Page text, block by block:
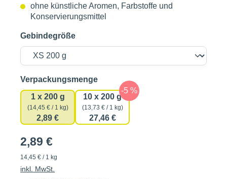
ohne künstliche Aromen, Farbstoffe und
Konservierungsmittel
Gebindegröße
Verpackungsmengeauswählen
1 x 200 g
(14,45 € / 1 kg)
2,89 €
10 x 200 g
(13,73 € / 1 kg)
27,46 €
2,89 €
14,45 € / 1 kg
inkl. MwSt.